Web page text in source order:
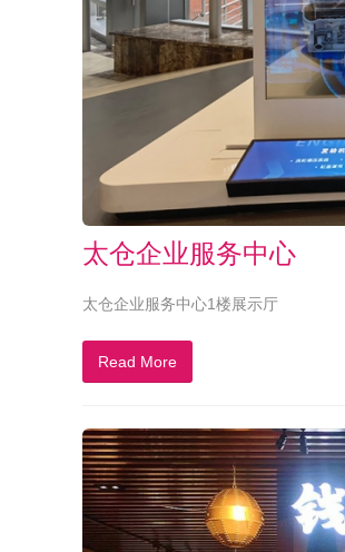
太仓企业服务中心
太仓企业服务中心1楼展示厅
Read More